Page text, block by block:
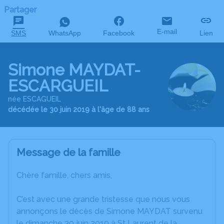
Partager
SMS WhatsApp Facebook E-mail Lien
Simone MAYDAT-
ESCARGUEIL
née ESCAGUEIL
décédée le 30 juin 2019 à l'âge de 88 ans
Message de la famille
Chère famille, chers amis,
C’est avec une grande tristesse que nous vous
annonçons le décès de Simone MAYDAT survenu